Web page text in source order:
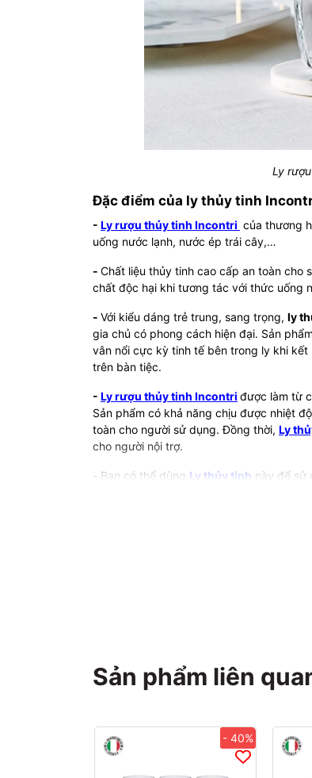
Ly
Đặc điểm của ly thủy tinh
- Ly rượu thủy tinh Incontri của thương
uống nước lạnh, nước ép trái cây,…
- Chất liệu thủy tinh cao cấp an toàn cho
chất độc hại khi tương tác với thức uống
- Với kiểu dáng trẻ trung, sang trọng, ly
gia chủ có phong cách hiện đại. Sản
vân nổi cực kỳ tinh tế bên trong ly khi kết
trên bàn tiệc.
- Ly rượu thủy tinh Incontri được làm từ
Sản phẩm có khả năng chịu được nhiệt
toàn cho người sử dụng. Đồng thời, Ly
cho người nội trợ.
- Bạn có thể dùng Ly thủy tinh này để sử
Bạn có thể hoàn toàn yên tâm khi sử
Sản phẩm Incontri không sản sinh ra
Sản xuất trên dây chuyền của Ý nên
Ly thủy tinh không hấp thụ mùi và màu
Ly thủy tinh đảm bảo an toàn vệ sinh
Sản phẩm liên
- 40%